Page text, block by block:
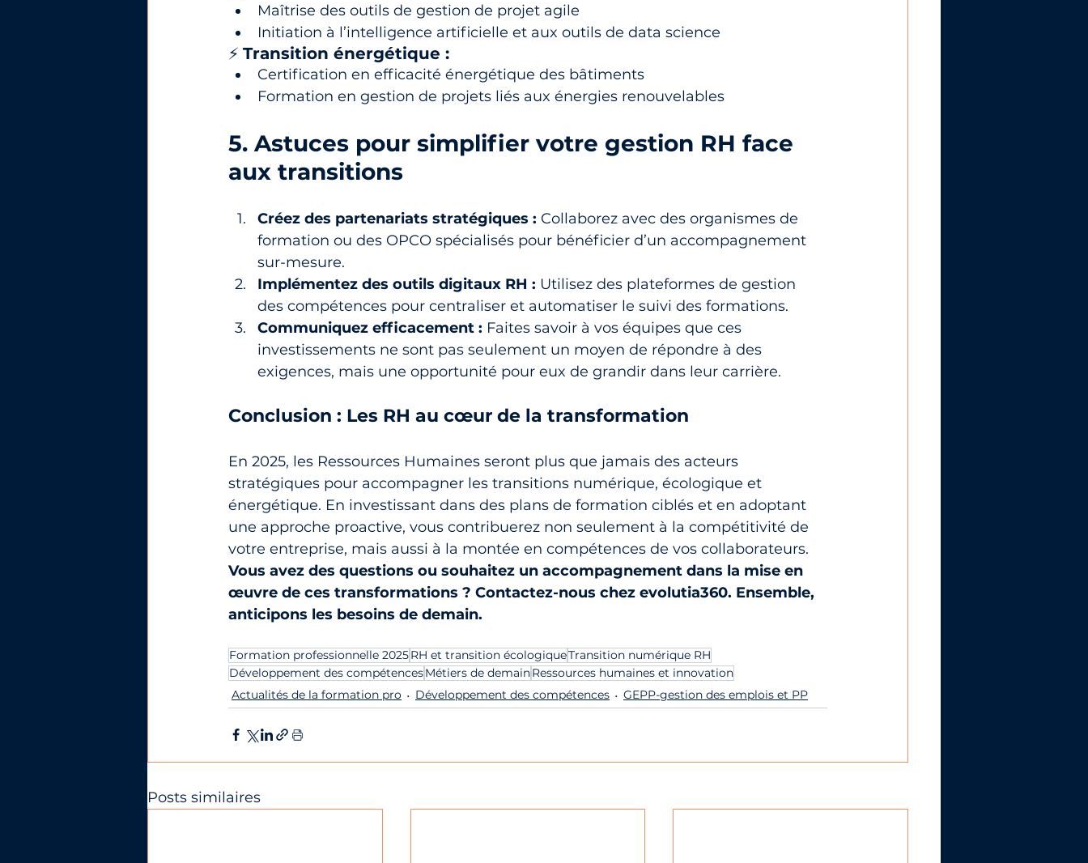
Maîtrise des outils de gestion de projet agile
Initiation à l’intelligence artificielle et aux outils de data science
⚡ Transition énergétique :
Certification en efficacité énergétique des bâtiments
Formation en gestion de projets liés aux énergies renouvelables
5. Astuces pour simplifier votre gestion RH face
aux transitions
Créez des partenariats stratégiques : Collaborez avec des organismes de
formation ou des OPCO spécialisés pour bénéficier d’un accompagnement
sur-mesure.
Implémentez des outils digitaux RH : Utilisez des plateformes de gestion
des compétences pour centraliser et automatiser le suivi des formations.
Communiquez efficacement : Faites savoir à vos équipes que ces
investissements ne sont pas seulement un moyen de répondre à des
exigences, mais une opportunité pour eux de grandir dans leur carrière.
Conclusion : Les RH au cœur de la transformation
En 2025, les Ressources Humaines seront plus que jamais des acteurs
stratégiques pour accompagner les transitions numérique, écologique et
énergétique. En investissant dans des plans de formation ciblés et en adoptant
une approche proactive, vous contribuerez non seulement à la compétitivité de
votre entreprise, mais aussi à la montée en compétences de vos collaborateurs.
Vous avez des questions ou souhaitez un accompagnement dans la mise en
œuvre de ces transformations ? Contactez-nous chez evolutia360. Ensemble,
anticipons les besoins de demain.
Formation professionnelle 2025RH et transition écologiqueTransition numérique RH
Développement des compétencesMétiers de demainRessources humaines et innovation
Actualités de la formation pro
Développement des compétences GEPP-gestion des emplois et PP
Posts similaires